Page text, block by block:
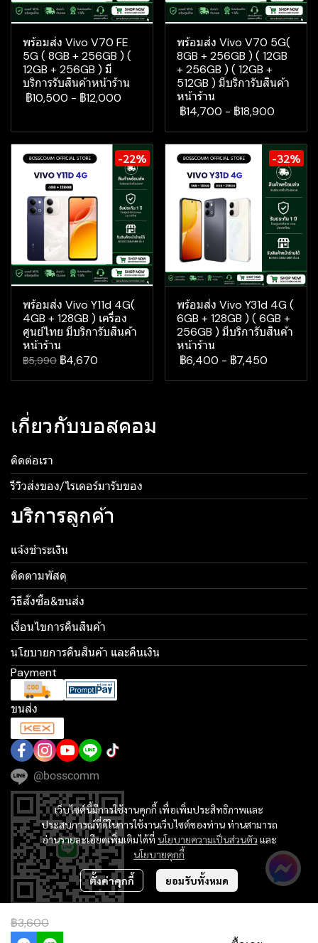
พร้อมส่ง Vivo V70 FE
5G ( 8GB + 256GB ) (
12GB + 256GB ) มี
บริการรับสินค้าหน้าร้าน
฿10,500 - ฿12,000
พร้อมส่ง Vivo V70 5G(
8GB + 256GB ) ( 12GB
+ 256GB ) ( 12GB +
512GB ) มีบริการับสินค้า
หน้าร้าน
฿14,700 - ฿18,900
-22%
พร้อมส่ง Vivo Y11d 4G(
4GB + 128GB ) เครื่อง
ศูนย์ไทย มีบริการับสินค้า
หน้าร้าน
฿5,990 ฿4,670
-32%
พร้อมส่ง Vivo Y31d 4G (
6GB + 128GB ) ( 6GB +
256GB ) มีบริการับสินค้า
หน้าร้าน
฿6,400 - ฿7,450
฿3,600
เว็บไซต์นี้มีการใช้งานคุกกี้ เพื่อเพิ่มประสิทธิภาพและ
ประสบการณ์ที่ดีในการใช้งานเว็บไซต์ของท่าน ท่านสามารถ
อ่านรายละเอียดเพิ่มเติมได้ที่ นโยบายความเป็นส่วนตัว และ
นโยบายคุกกี้
ตั้งค่าคุกกี้ ยอมรับทั้งหมด
เกี่ยวกับบอสคอม
ติดต่อเรา
รีวิวส่งของ/ไรเดอร์มารับของ
บริการลูกค้า
แจ้งชำระเงิน
ติดตามพัสดุ
วิธีสั่งซื้อ&ขนส่ง
เงื่อนไขการคืนสินค้า
นโยบายการคืนสินค้า และคืนเงิน
Payment
ขนส่ง
@bosscomm
Copyright | All Rights Reserved | Powered by MWE